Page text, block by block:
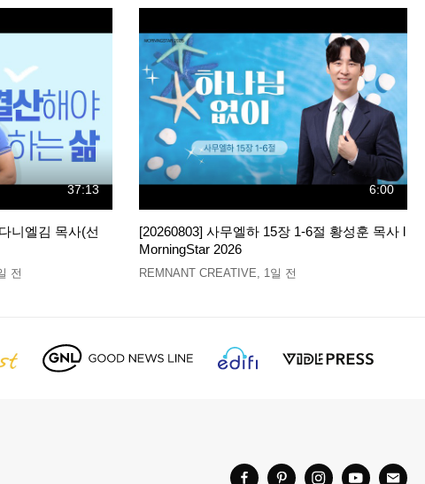
37:13
니엘김 목사(선
전
6:00
[20260803] 사무엘하 15장 1-6절 황성훈 목사 l
MorningStar 2026
REMNANT CREATIVE 1일 전